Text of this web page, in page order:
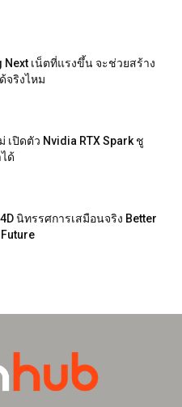
Next เน็ตที่แรงขึ้น จะช่วยสร้าง
จริงไหม
เปิดตัว Nvidia RTX Spark ชู
ด้
นิทรรศการเสมือนจริง Better